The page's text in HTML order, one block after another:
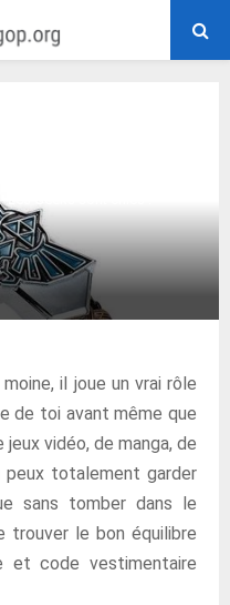
il joue un vrai rôle
de toi avant même que
vidéo, de manga, de
totalement garder
sans tomber dans le
trouver le bon équilibre
et code vestimentaire